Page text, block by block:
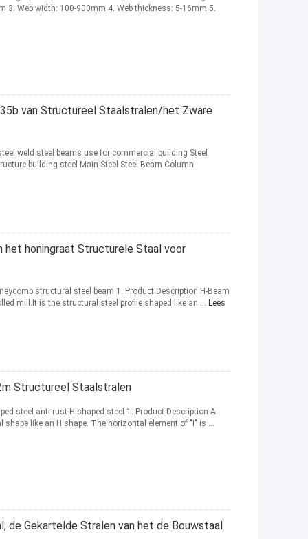
3. Web width: 100-900mm 4. Web thickness: 5-16mm 5.
van Structureel Staalstralen/het Zware
weld steel beams use for commercial building Steel
building steel Main Steel Steel Beam Column
het honingraat Structurele Staal voor
structural steel beam 1. Product Description H-Beam
mill.It is the structural steel profile shaped like an ... Lees
Structureel Staalstralen
steel anti-rust H-shaped steel 1. Product Description A
like an H shape. The horizontal element of "I" is ...
de Gekartelde Stralen van het de Bouwstaal